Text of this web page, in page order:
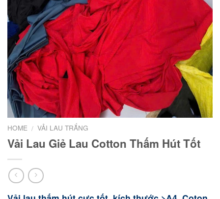
HOME / VẢI LAU TRẮNG
Vải Lau Giẻ Lau Cotton Thấm Hút Tốt